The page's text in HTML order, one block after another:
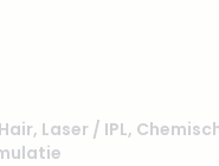
, Laser / IPL,